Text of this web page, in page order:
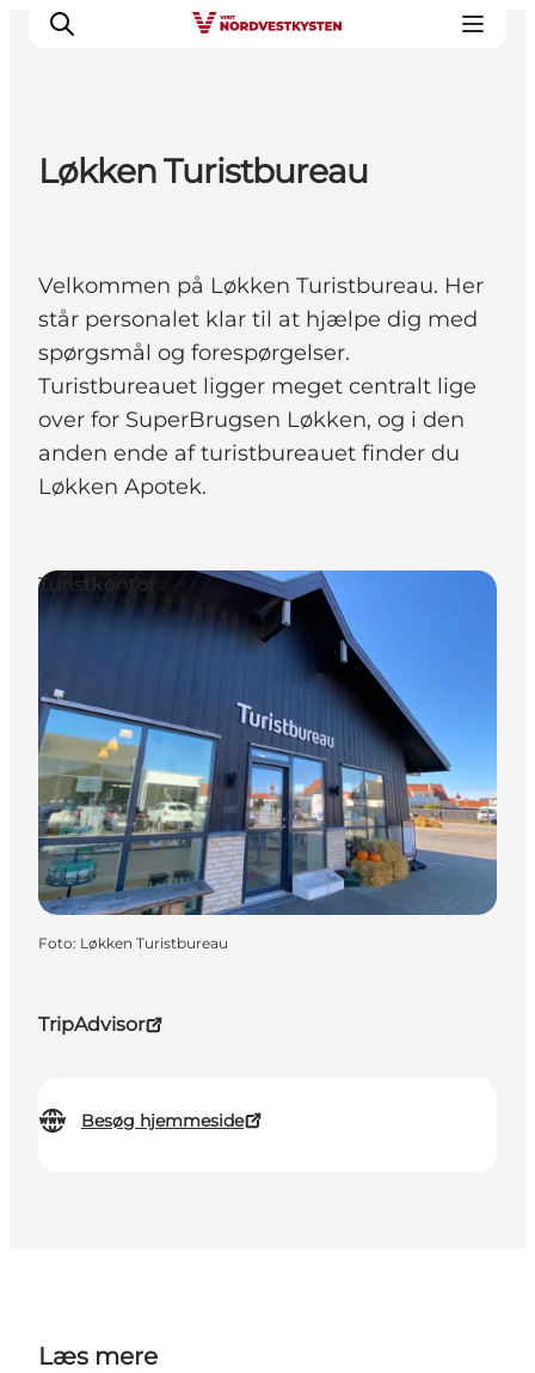
Handicapvenlig ferie
Events
Overnatning
Planlæg din ferie
Løkken Turistbureau
Velkommen på Løkken Turistbureau. Her
står personalet klar til at hjælpe dig med
spørgsmål og forespørgelser.
Turistbureauet ligger meget centralt lige
over for SuperBrugsen Løkken, og i den
anden ende af turistbureauet finder du
Løkken Apotek.
TripAdvisor
Besøg hjemmeside
Turistkontor
Foto: Løkken Turistbureau
Læs mere